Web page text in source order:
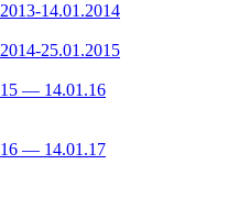
14.01.2014
25.01.2015
— 14.01.16
— 14.01.17